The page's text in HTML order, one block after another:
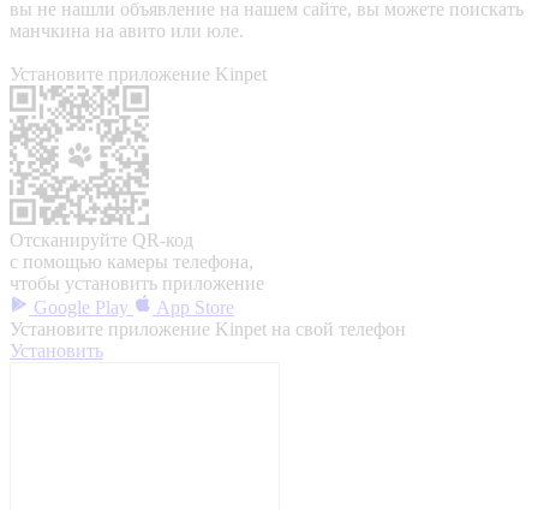
вы не нашли объявление на нашем сайте, вы можете поискать
манчкина на авито или юле.
Установите приложение Kinpet
Отсканируйте QR-код
с помощью камеры телефона,
чтобы установить приложение
Google Play
App Store
Установите приложение Kinpet на свой телефон
Установить